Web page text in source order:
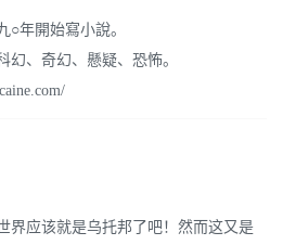
○年開始寫小說。
幻、奇幻、懸疑、恐怖。
界应该就是乌托邦了吧！然而这又是